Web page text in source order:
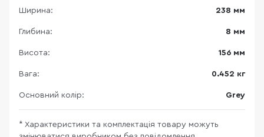
Ширина: 238 мм
Глибина: 8 мм
Висота: 156 мм
Вага: 0.452 кг
Основний колір: Grey
* Характеристики та комплектація товару можуть